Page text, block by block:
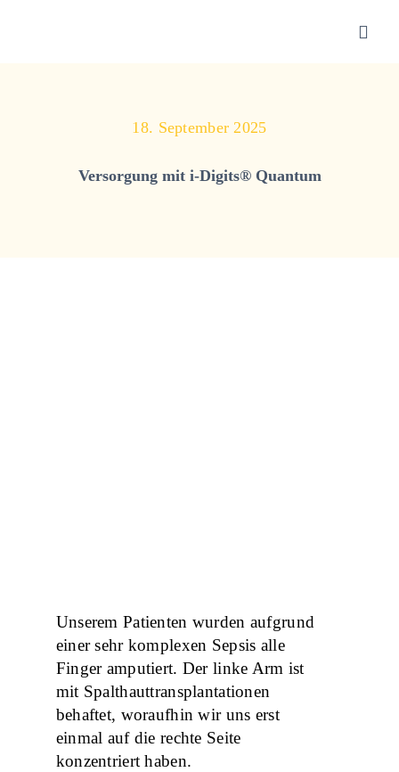
18. September 2025
Versorgung mit i-Digits® Quantum
Unserem Patienten wurden aufgrund
einer sehr komplexen Sepsis alle
Finger amputiert. Der linke Arm ist
mit Spalthauttransplantationen
behaftet, woraufhin wir uns erst
einmal auf die rechte Seite
konzentriert haben.